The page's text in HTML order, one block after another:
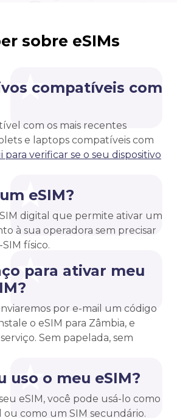
sobre eSIMs
compatíveis com
com os mais recentes
e laptops compatíveis com
para verificar se o seu dispositivo
eSIM?
digital que permite ativar um
à sua operadora sem precisar
físico.
para ativar meu
por e-mail um código
o eSIM para Zâmbia, e
Sem papelada, sem
uso o meu eSIM?
eSIM, você pode usá-lo como
ou como um SIM secundário.